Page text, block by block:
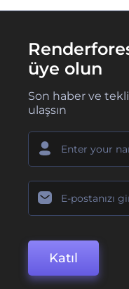
üye olun
Son haber ve
ulaşsın
Katıl